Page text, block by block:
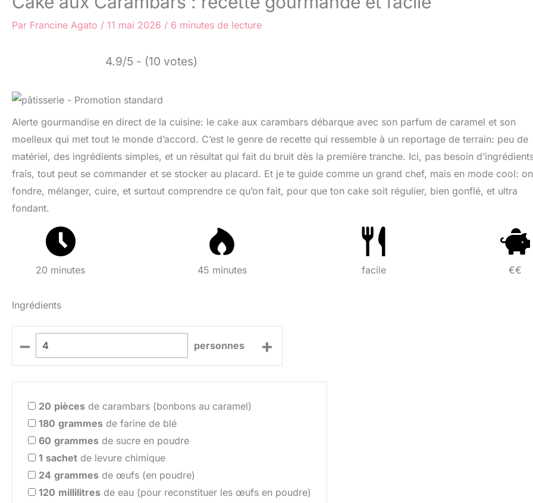
Par Francine Agato / 11 mai 2026 / 6 minutes de lecture
4.9/5 - (10 votes)
Alerte gourmandise en direct de la cuisine: le cake aux carambars débarque avec son parfum de caramel et son
moelleux qui met tout le monde d’accord. C’est le genre de recette qui ressemble à un reportage de terrain: peu de
matériel, des ingrédients simples, et un résultat qui fait du bruit dès la première tranche. Ici, pas besoin
frais, tout peut se commander et se stocker au placard. Et je te guide comme un grand chef, mais en mode cool:
fondre, mélanger, cuire, et surtout comprendre ce qu’on fait, pour que ton cake soit régulier, bien gonflé, et ultra
fondant.
20 minutes 45 minutes facile €€
Ingrédients
– personnes +
20 pièces de carambars (bonbons au caramel)
180 grammes de farine de blé
60 grammes de sucre en poudre
1 sachet de levure chimique
24 grammes de œufs (en poudre)
120 millilitres de eau (pour reconstituer les œufs en poudre)